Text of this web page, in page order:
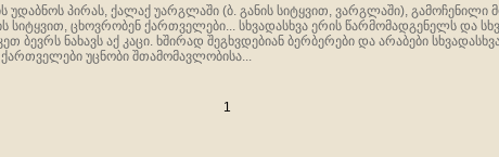
უდაბნოს პირას, ქალაქ უარგლაში (ბ. განის სიტყვით, ვარგლაში), გამოჩენილი
ცხოვრობენ ქართველები... სხვადასხვა ერის წარმომადგენელს და
ბევრს ნახავს აქ კაცი. ხშირად შეგხვდებიან ბერბერები და არაბები
ქართველები უცნობი შთამომავლობისა...
1